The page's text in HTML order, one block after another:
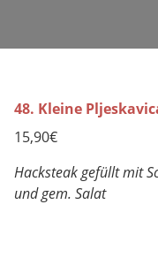
48. Kleine
15,90€
Hacksteak gefüllt mit
und gem. Salat